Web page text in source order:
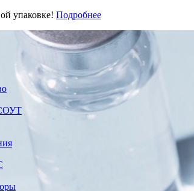
упаковке! Подробнее